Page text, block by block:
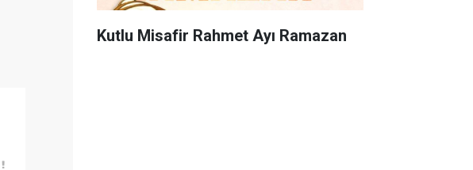
Kutlu Misafir Rahmet Ayı Ramazan